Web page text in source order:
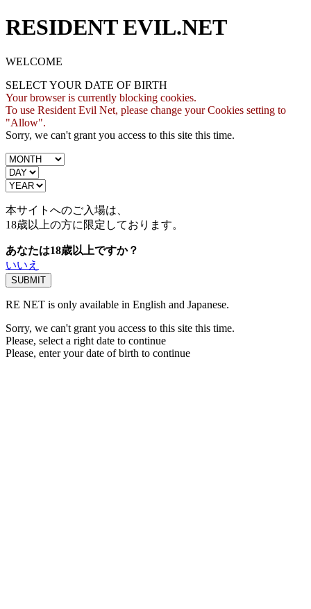
RESIDENT EVIL.NET
WELCOME
SELECT YOUR DATE OF BIRTH
Your browser is currently blocking cookies.
To use Resident Evil Net, please change your Cookies setting to
"Allow".
Sorry, we can't grant you access to this site this time.
本サイトへのご入場は、
18歳以上の方に限定しております。
あなたは18歳以上ですか？
いいえ
RE NET is only available in English and Japanese.
Sorry, we can't grant you access to this site this time.
Please, select a right date to continue
Please, enter your date of birth to continue